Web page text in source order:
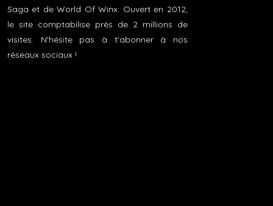
Saga et de World Of Winx. Ouvert en 2012,
le site comptabilise près de 2 millions de
visites. N'hésite pas à t'abonner à nos
réseaux sociaux !